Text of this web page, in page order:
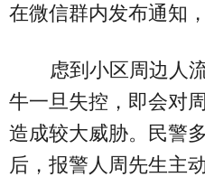
在微信群内发布通知
虑到小区周边人
牛一旦失控，即会对
造成较大威胁。民警
后，报警人周先生主